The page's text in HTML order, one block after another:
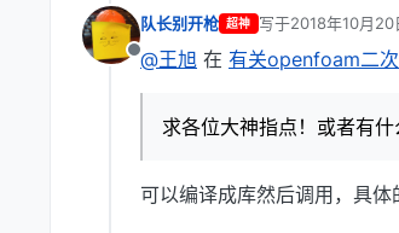
离线
队长别开枪 超神 写于2018年10月20
最后由 编辑
@王旭 在 有关openfoam二
求各位大神指点！或者有
可以编译成库然后调用，具体